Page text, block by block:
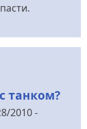
танком?
2010 -